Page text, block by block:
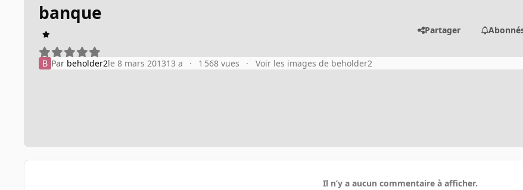
banque
Partager
Par beholder2le 8 mars 201313 a 1 568 vues Voir les images de beholder2
Il n’y a aucun commentaire à afficher.